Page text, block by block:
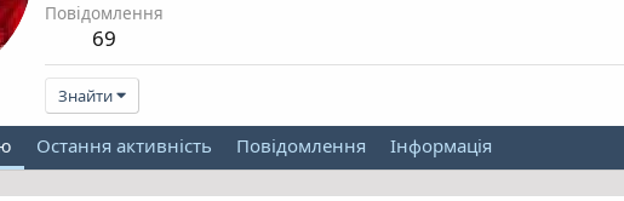
Повідомлення
69
Знайти
Остання активність Повідомлення Інформація